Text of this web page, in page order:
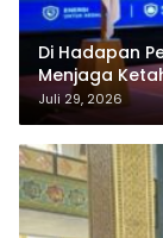
Di Hadapan
Menjaga
Juli 29, 2026